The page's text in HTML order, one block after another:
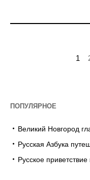
1
ПОПУЛЯРНОЕ
Великий Новгород
Русская Азбука
Русское